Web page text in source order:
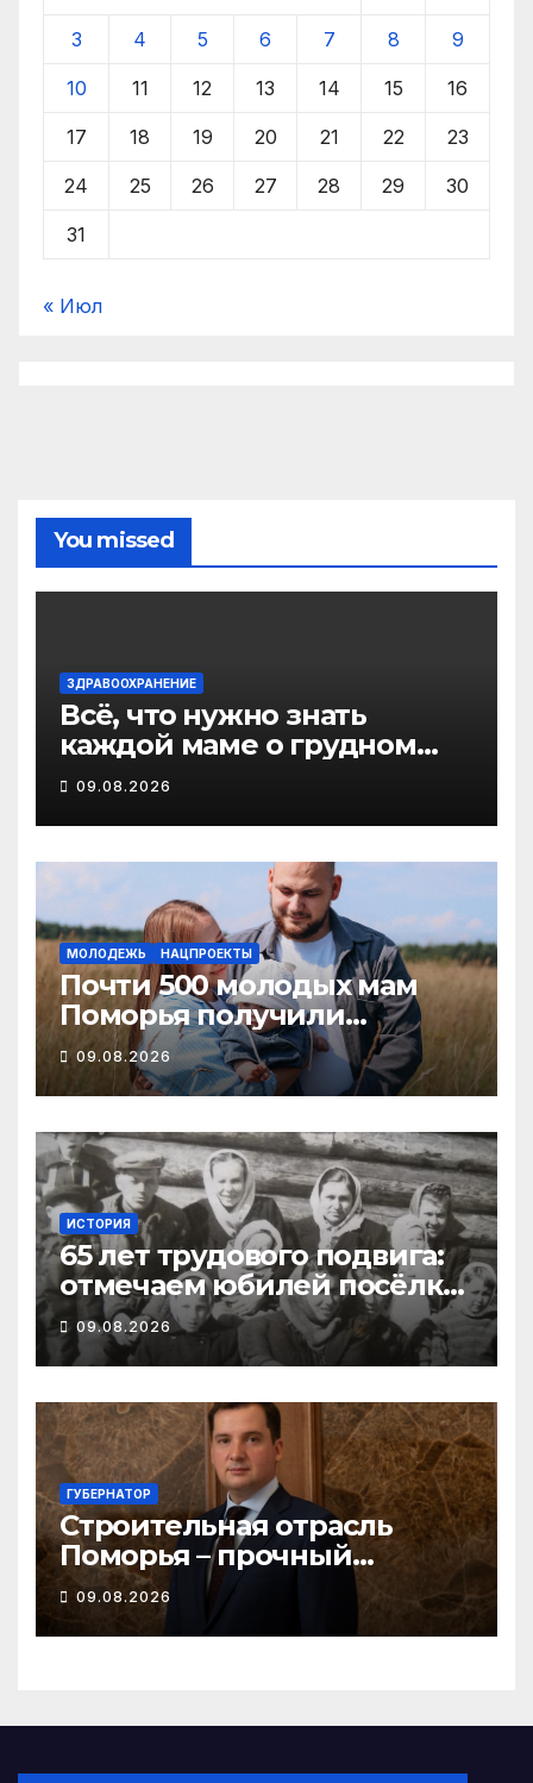
3 4 5 6 7 8 9
10 11 12 13 14 15 16
17 18 19 20 21 22 23
24 25 26 27 28 29 30
31
« Июл
You missed
ЗДРАВООХРАНЕНИЕ
Всё, что нужно знать
каждой маме о грудном
вскармливании
09.08.2026
МОЛОДЕЖЬ НАЦПРОЕКТЫ
Почти 500 молодых мам
Поморья получили
господдержку при
рождении первого ребенка
09.08.2026
ИСТОРИЯ
65 лет трудового подвига:
отмечаем юбилей посёлка
Важский в Виноградовском
округе
09.08.2026
ГУБЕРНАТОР
Строительная отрасль
Поморья – прочный
фундамент развития
региона
09.08.2026